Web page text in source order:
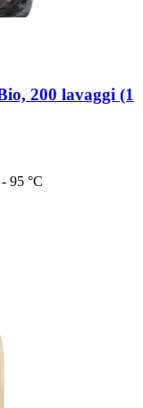
200 lavaggi (1
95 °C